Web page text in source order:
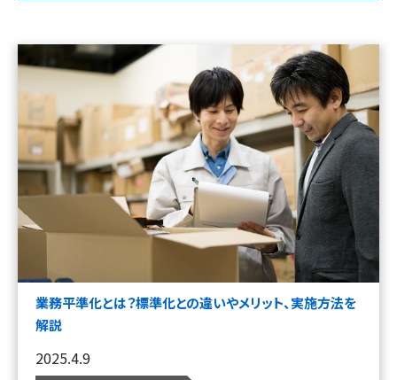
業務平準化とは？標準化との違いやメリット、実施方法を
解説
2025.4.9